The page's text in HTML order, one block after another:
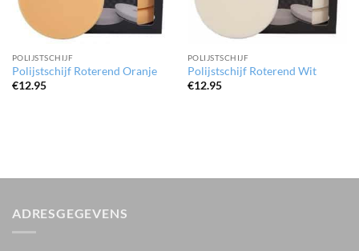
POLIJSTSCHIJF
Polijstschijf Roterend Oranje
€12.95
POLIJSTSCHIJF
Polijstschijf Roterend Wit
€12.95
ADRESGEGEVENS